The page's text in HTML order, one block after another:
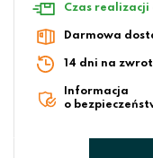
Czas realizacji
Darmowa
14 dni na zwrot
Informacja
o